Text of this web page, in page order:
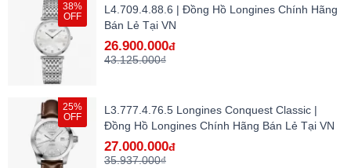
38%
OFF
L4.709.4.88.6 | Đồng Hồ Longines Chính Hãng
Bán Lẻ Tại VN
26.900.000đ
43.125.000₫
25%
OFF
L3.777.4.76.5 Longines Conquest Classic |
Đồng Hồ Longines Chính Hãng Bán Lẻ Tại VN
27.000.000đ
35.937.000₫